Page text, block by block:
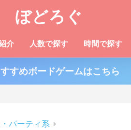
ぼどろぐ
介 人数で探す 時間で探す
すめボードゲームはこちら
パーティ系